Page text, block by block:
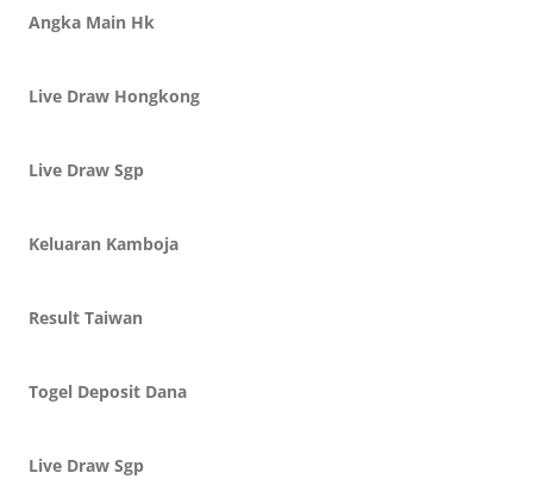
Angka Main Hk
Live Draw Hongkong
Live Draw Sgp
Keluaran Kamboja
Result Taiwan
Togel Deposit Dana
Live Draw Sgp